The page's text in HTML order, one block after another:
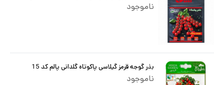
ناموجود
بذر گوجه قرمز گیلاسی پاکوتاه گلدانی پالم کد 15
ناموجود